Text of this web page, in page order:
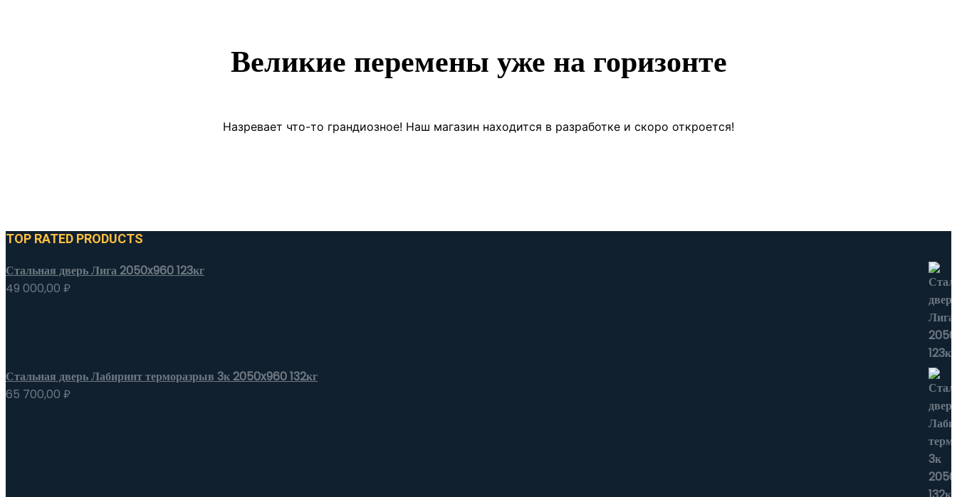
Великие перемены уже на горизонте
Назревает что-то грандиозное! Наш магазин находится в разработке и скоро откроется!
TOP RATED PRODUCTS
Стальная дверь Лига 2050x960 123кг
49 000,00 ₽
Стальная дверь Лабиринт терморазрыв 3к 2050x960 132кг
65 700,00 ₽